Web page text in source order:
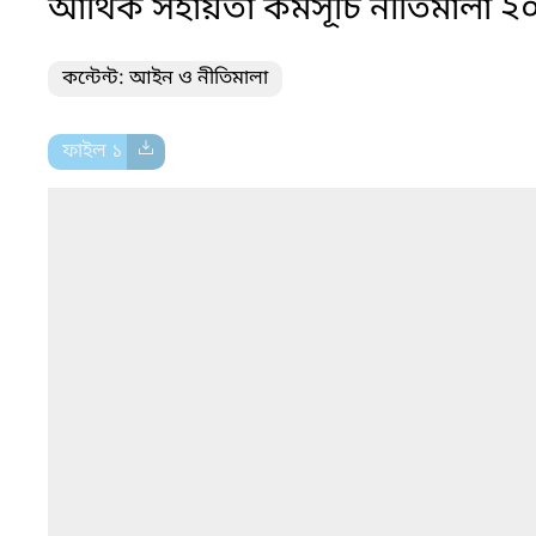
আর্থিক সহায়তা কর্মসূচি নীতিমালা
কন্টেন্ট: আইন ও নীতিমালা
ফাইল ১